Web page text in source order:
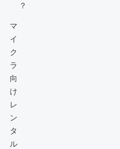
？
マ
イ
ク
ラ
向
け
レ
ン
タ
ル